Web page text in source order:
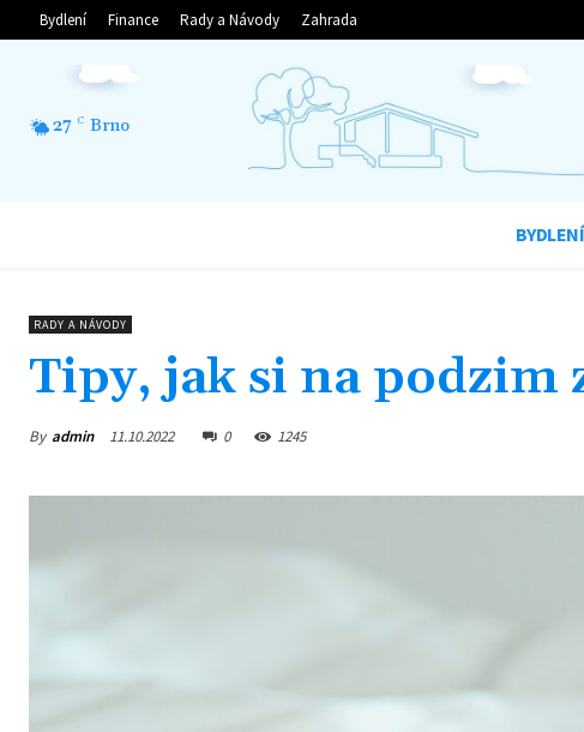
Bydlení Finance Rady a Návody Zahrada
27 C Brno
BYDLENÍ
RADY A NÁVODY
Tipy, jak si na
By admin 11.10.2022 0 1245